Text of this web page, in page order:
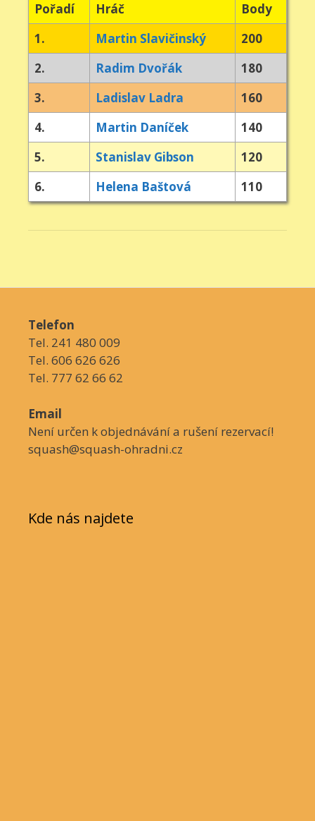
Pořadí Hráč
Body
1.
Martin Slavičinský
200
2.
Radim Dvořák
180
3.
Ladislav Ladra
160
4.
Martin Daníček
140
5.
Stanislav Gibson
120
6.
Helena Baštová 110
Telefon
Tel. 241 480 009
Tel. 606 626 626
Tel. 777 62 66 62
Email
Není určen k objednávání a rušení rezervací!
squash@squash-ohradni.cz
Kde nás najdete